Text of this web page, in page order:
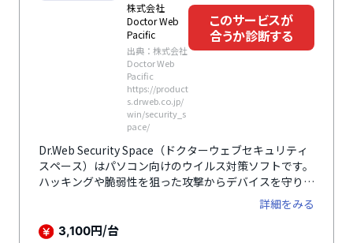
株式会社
Doctor Web
Pacific
出典：株式会社
Doctor Web
Pacific
https://product
s.drweb.co.jp/
win/security_s
pace/
このサービスが
合うか診断する
Dr.Web Security Space（ドクターウェブセキュリティ
スペース）はパソコン向けのウイルス対策ソフトです。
ハッキングや脆弱性を狙った攻撃からデバイスを守りま
詳細をみる
3,100円/台